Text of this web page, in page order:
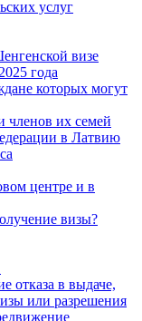
услуг
визе
года
которых могут
членов их семей
в Латвию
центре и в
визы?
отказа в выдаче,
или разрешения